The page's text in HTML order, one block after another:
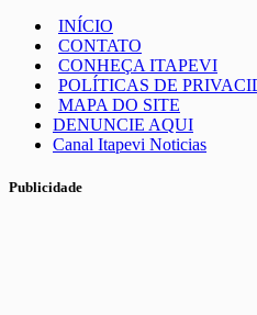
INÍCIO
CONTATO
CONHEÇA ITAPEVI
POLÍTICAS DE
MAPA DO SITE
DENUNCIE AQUI
Canal Itapevi Noticias
Publicidade